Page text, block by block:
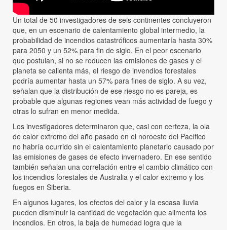
Un total de 50 investigadores de seis continentes concluyeron
que, en un escenario de calentamiento global intermedio, la
probabilidad de incendios catastróficos aumentaría hasta 30%
para 2050 y un 52% para fin de siglo. En el peor escenario
que postulan, si no se reducen las emisiones de gases y el
planeta se calienta más, el riesgo de invendios forestales
podría aumentar hasta un 57% para fines de siglo. A su vez,
señalan que la distribución de ese riesgo no es pareja, es
probable que algunas regiones vean más actividad de fuego y
otras lo sufran en menor medida.
Los investigadores determinaron que, casi con certeza, la ola
de calor extremo del año pasado en el noroeste del Pacífico
no habría ocurrido sin el calentamiento planetario causado por
las emisiones de gases de efecto invernadero. En ese sentido
también señalan una correlación entre el cambio climático con
los incendios forestales de Australia y el calor extremo y los
fuegos en Siberia.
En algunos lugares, los efectos del calor y la escasa lluvia
pueden disminuir la cantidad de vegetación que alimenta los
incendios. En otros, la baja de humedad logra que la